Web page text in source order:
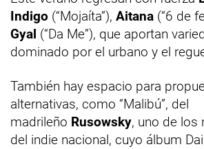
Indigo (“Mojaíta”), Aitana (“6 de
Gyal (“Da Me”), que aportan
dominado por el urbano y el
También hay espacio para
alternativas, como “Malibú”, del
madrileño Rusowsky, uno de los
del indie nacional, cuyo álbum